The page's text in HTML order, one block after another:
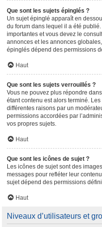
Que sont les sujets épinglés ?
Un sujet épinglé apparaît en
du forum dans lequel il a été
importantes et vous devez le
annonces et les annonces
épinglés dépend des permissions
Haut
Que sont les sujets verrouillés ?
Vous ne pouvez plus répondre
étant contenu est alors terminé.
différentes raisons par un
permissions accordées par
vos propres sujets.
Haut
Que sont les icônes de sujet ?
Les icônes de sujet sont des
messages pour refléter leur
sujet dépend des permissions
Haut
Niveaux d’utilisateurs et